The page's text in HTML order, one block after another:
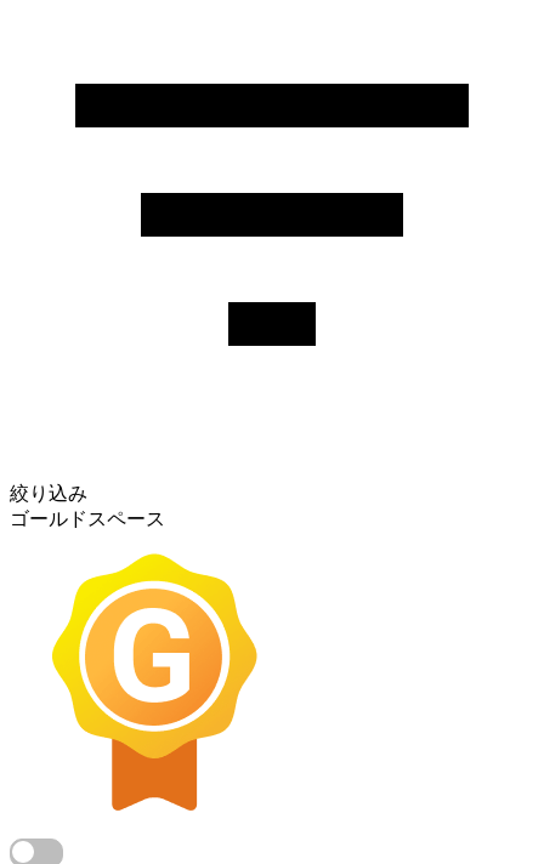
絞り込み
ゴールドスペース